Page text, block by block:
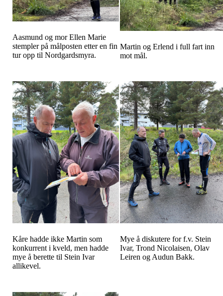
Aasmund og mor Ellen Marie
stempler på målposten etter en fin
tur opp til Nordgardsmyra.
Martin og Erlend i full fart inn
mot mål.
Kåre hadde ikke Martin som
konkurrent i kveld, men hadde
mye å berette til Stein Ivar
allikevel.
Mye å diskutere for f.v. Stein
Ivar, Trond Nicolaisen, Olav
Leiren og Audun Bakk.